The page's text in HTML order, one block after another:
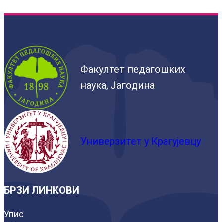
Факултет педагошких
наука, Јагодина
Универзитет у Крагујевцу
БРЗИ ЛИНКОВИ
Упис